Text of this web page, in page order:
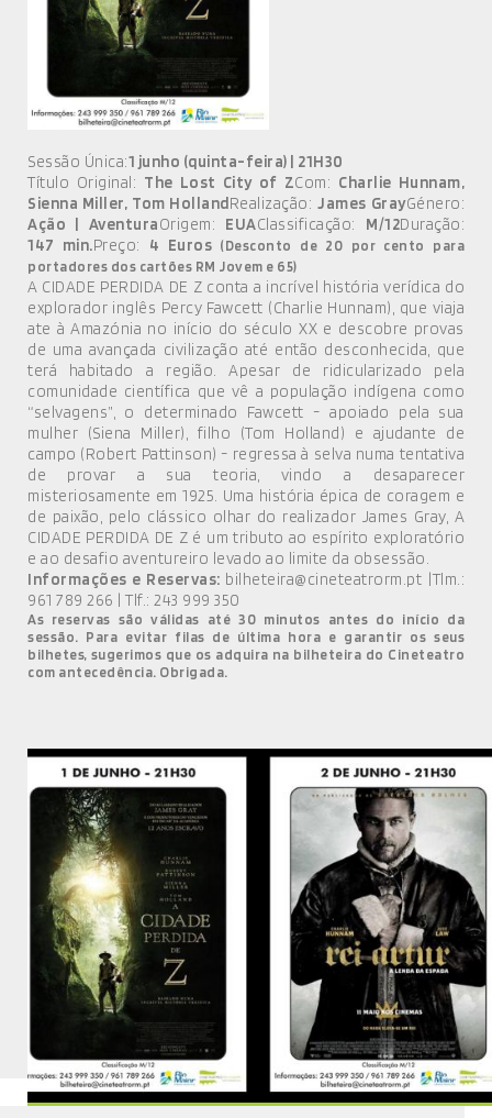
MÚSICA
DIVERSOS
NOTÍCIAS
AGENDA
Sessão Única:1 junho (quinta-feira) | 21H30
Título Original: The Lost City of ZCom: Charlie Hunnam,
Sienna Miller, Tom HollandRealização:James GrayGénero:
Ação | AventuraOrigem: EUAClassificação: M/12Duração:
147 min.Preço: 4 Euros (Desconto de 20 por cento para
portadores dos cartões RM Jovem e 65)
A CIDADE PERDIDA DE Z conta a incrível história verídica do
explorador inglês Percy Fawcett (Charlie Hunnam), que viaja
ate à Amazónia no início do século XX e descobre provas
de uma avançada civilização até então desconhecida, que
terá habitado a região. Apesar de ridicularizado pela
comunidade científica que vê a população indígena como
“selvagens”, o determinado Fawcett - apoiado pela sua
mulher (Siena Miller), filho (Tom Holland) e ajudante de
campo (Robert Pattinson) - regressa à selva numa tentativa
de provar a sua teoria, vindo a desaparecer
misteriosamente em 1925. Uma história épica de coragem e
de paixão, pelo clássico olhar do realizador James Gray, A
CIDADE PERDIDA DE Z é um tributo ao espírito exploratório
e ao desafio aventureiro levado ao limite da obsessão.
Informações e Reservas: bilheteira@cineteatrorm.pt |Tlm.:
961 789 266 | Tlf.: 243 999 350
As reservas são válidas até 30 minutos antes do início da
sessão. Para evitar filas de última hora e garantir os seus
bilhetes, sugerimos que os adquira na bilheteira do Cineteatro
com antecedência. Obrigada.